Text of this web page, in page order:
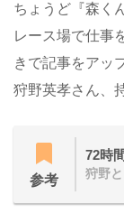
ちょうど『森く
レース場で仕事
きで記事をアッ
狩野英孝さん、
参考
72時
狩野